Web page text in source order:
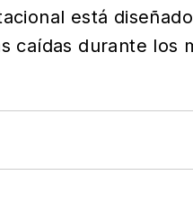
está
caídas durante los